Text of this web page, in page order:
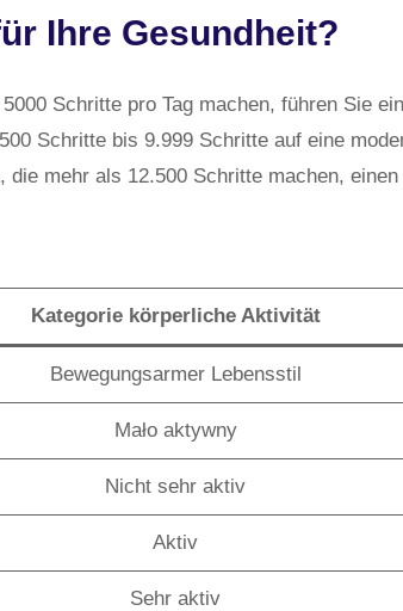
Ihre Gesundheit?
Schritte pro Tag machen, führen Sie
Schritte bis 9.999 Schritte auf eine
mehr als 12.500 Schritte machen,
Kategorie körperliche Aktivität
Bewegungsarmer Lebensstil
Mało aktywny
Nicht sehr aktiv
Aktiv
Sehr aktiv